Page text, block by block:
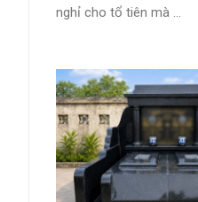
nghỉ cho tổ tiên mà ...